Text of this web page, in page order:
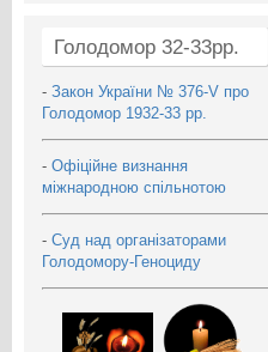
Голодомор 32-33рр.
- Закон України № 376-V про
Голодомор 1932-33 рр.
- Офіційне визнання
міжнародною спільнотою
- Суд над організаторами
Голодомору-Геноциду